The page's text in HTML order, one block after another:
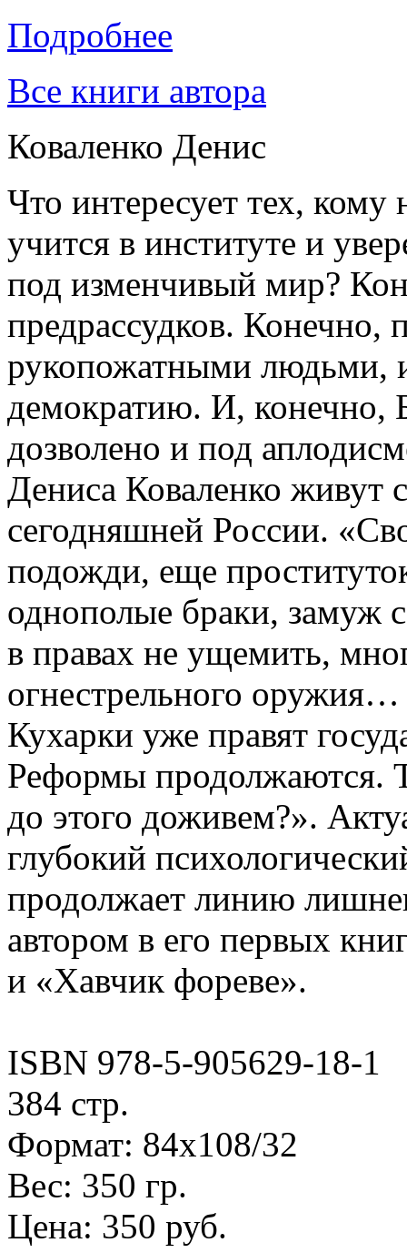
Подробнее
Все книги автора
Коваленко Денис
Что интересует тех, кому
учится в институте и
под изменчивый мир?
предрассудков.
рукопожатными людьми,
демократию. И, конечно,
дозволено и под
Дениса Коваленко живут
сегодняшней России.
подожди, еще
однополые браки, замуж
в правах не ущемить,
огнестрельного
Кухарки уже правят
Реформы продолжаются.
до этого доживем?».
глубокий
продолжает линию
автором в его первых
и «Хавчик фореве».
ISBN 978-5-905629-18-1
384 стр.
Формат: 84х108/32
Вес: 350 гр.
Цена: 350 руб.